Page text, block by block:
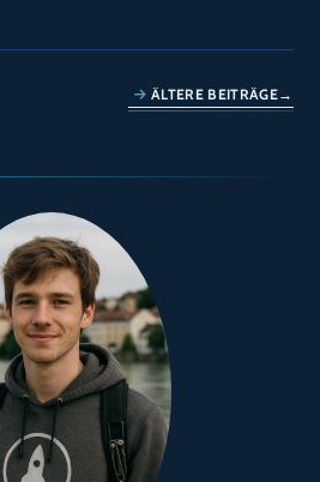
ÄLTERE BEITRÄGE→